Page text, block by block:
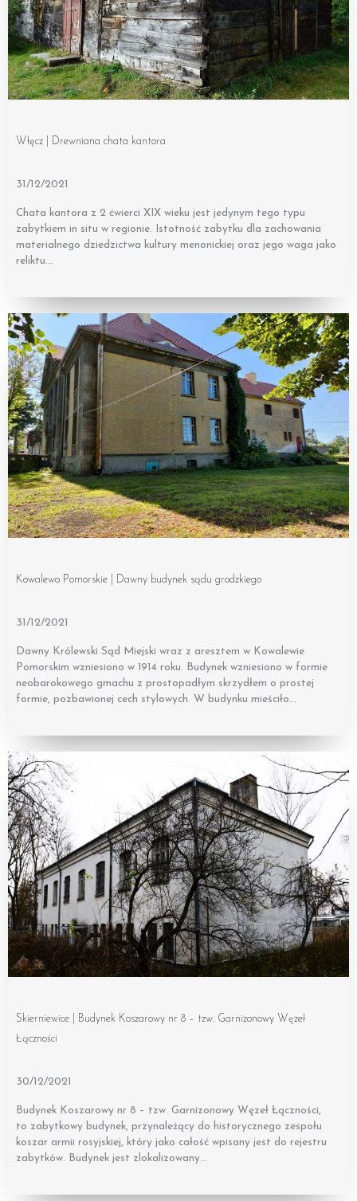
Włęcz | Drewniana chata kantora
31/12/2021
Chata kantora z 2 ćwierci XIX wieku jest jedynym tego typu
zabytkiem in situ w regionie. Istotność zabytku dla zachowania
materialnego dziedzictwa kultury menonickiej oraz jego waga jako
reliktu…
Kowalewo Pomorskie | Dawny budynek sądu grodzkiego
31/12/2021
Dawny Królewski Sąd Miejski wraz z aresztem w Kowalewie
Pomorskim wzniesiono w 1914 roku. Budynek wzniesiono w formie
neobarokowego gmachu z prostopadłym skrzydłem o prostej
formie, pozbawionej cech stylowych. W budynku mieściło…
Skierniewice | Budynek Koszarowy nr 8 – tzw. Garnizonowy Węzeł
Łączności
30/12/2021
Budynek Koszarowy nr 8 – tzw. Garnizonowy Węzeł Łączności,
to zabytkowy budynek, przynależący do historycznego zespołu
koszar armii rosyjskiej, który jako całość wpisany jest do rejestru
zabytków. Budynek jest zlokalizowany…